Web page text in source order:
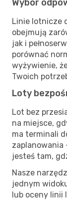
Wybór
Linie lotnicze
obejmują
jak i
porównać
wyżywienie,
Twoich
Loty
Lot bez
na miejsce,
ma terminali
zaplanowania
jesteś tam,
Nasze
jednym
lub oceny linii